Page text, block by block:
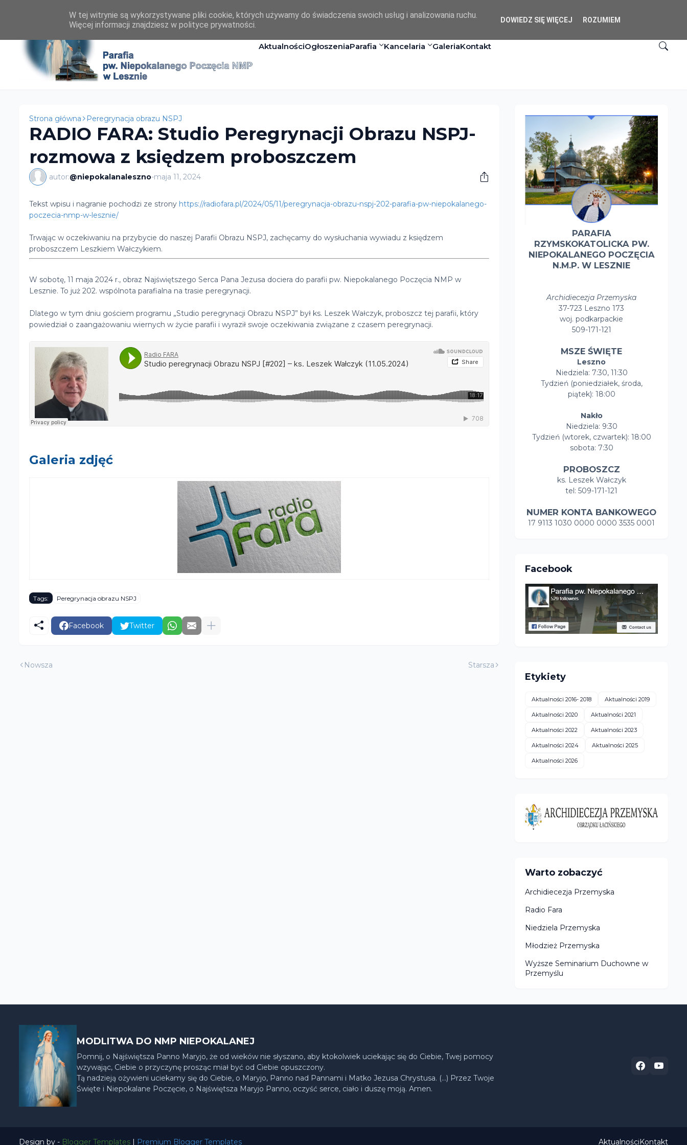
AktualnościOgłoszeniaParafia Kancelaria GaleriaKontakt
Strona główna Peregrynacja obrazu NSPJ
RADIO FARA: Studio Peregrynacji Obrazu NSPJ-
rozmowa z księdzem proboszczem
autor:@niepokalanaleszno-maja 11, 2024
Tekst wpisu i nagranie pochodzi ze strony https://radiofara.pl/2024/05/11/peregrynacja-obrazu-nspj-202-parafia-pw-niepokalanego-
poczecia-nmp-w-lesznie/
Trwając w oczekiwaniu na przybycie do naszej Parafii Obrazu NSPJ, zachęcamy do wysłuchania wywiadu z księdzem
proboszczem Leszkiem Wałczykiem.
W sobotę, 11 maja 2024 r., obraz Najświętszego Serca Pana Jezusa dociera do parafii pw. Niepokalanego Poczęcia NMP w
Lesznie. To już 202. wspólnota parafialna na trasie peregrynacji.
Dlatego w tym dniu gościem programu „Studio peregrynacji Obrazu NSPJ” był ks. Leszek Wałczyk, proboszcz tej parafii, który
powiedział o zaangażowaniu wiernych w życie parafii i wyraził swoje oczekiwania związane z czasem peregrynacji.
Galeria zdjęć
Tags: Peregrynacja obrazu NSPJ
Facebook Twitter
Nowsza Starsza
PARAFIA
RZYMSKOKATOLICKA PW.
NIEPOKALANEGO POCZĘCIA
N.M.P. W LESZNIE
Archidiecezja Przemyska
37-723 Leszno 173
woj. podkarpackie
509-171-121
MSZE ŚWIĘTE
Leszno
Niedziela: 7:30, 11:30
Tydzień (poniedziałek, środa,
piątek): 18:00
Nakło
Niedziela: 9:30
Tydzień (wtorek, czwartek): 18:00
sobota: 7:30
PROBOSZCZ
ks. Leszek Wałczyk
tel: 509-171-121
NUMER KONTA BANKOWEGO
17 9113 1030 0000 0000 3535 0001
Facebook
Etykiety
Aktualności 2016- 2018 Aktualności 2019
Aktualności 2020 Aktualności 2021
Aktualności 2022 Aktualności 2023
Aktualności 2024 Aktualności 2025
Aktualności 2026
Warto zobaczyć
Archidiecezja Przemyska
Radio Fara
Niedziela Przemyska
Młodzież Przemyska
Wyższe Seminarium Duchowne w
Przemyślu
MODLITWA DO NMP NIEPOKALANEJ
Pomnij, o Najświętsza Panno Maryjo, że od wieków nie słyszano, aby ktokolwiek uciekając się do Ciebie, Twej pomocy
wzywając, Ciebie o przyczynę prosząc miał być od Ciebie opuszczony.
Tą nadzieją ożywieni uciekamy się do Ciebie, o Maryjo, Panno nad Pannami i Matko Jezusa Chrystusa. (…) Przez Twoje
Święte i Niepokalane Poczęcie, o Najświętsza Maryjo Panno, oczyść serce, ciało i duszę moją. Amen.
Design by - Blogger Templates | Premium Blogger Templates AktualnościKontakt
W tej witrynie są wykorzystywane pliki cookie, których używamy do świadczenia swoich usług i analizowania ruchu.
Więcej informacji znajdziesz w polityce prywatności.
DOWIEDZ SIĘ WIĘCEJ ROZUMIEM